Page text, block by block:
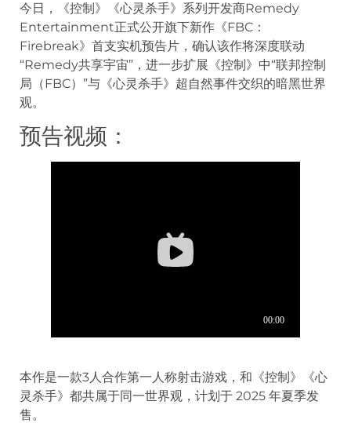
今日，《控制》《心灵杀手》系列开发商Remedy
Entertainment正式公开旗下新作《FBC：
Firebreak》首支实机预告片，确认该作将深度联动
“Remedy共享宇宙”，进一步扩展《控制》中“联邦控制
局（FBC）”与《心灵杀手》超自然事件交织的暗黑世界
观。
预告视频：
本作是一款3人合作第一人称射击游戏，和《控制》《心
灵杀手》都共属于同一世界观，计划于 2025 年夏季发
售。